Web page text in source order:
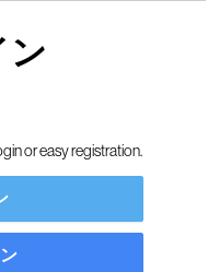
ン
or easy registration.